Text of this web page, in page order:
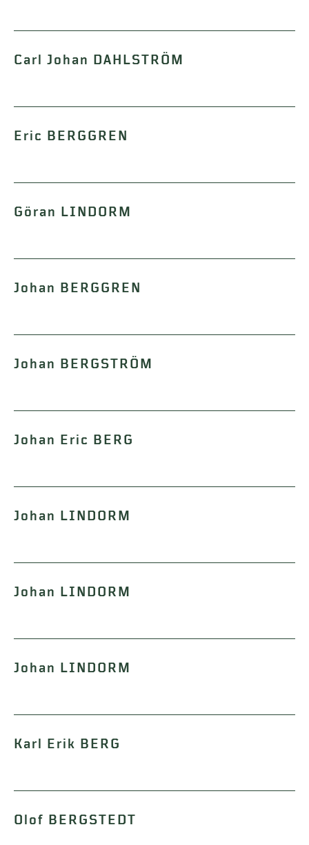
Carl Johan DAHLSTRÖM
Eric BERGGREN
Göran LINDORM
Johan BERGGREN
Johan BERGSTRÖM
Johan Eric BERG
Johan LINDORM
Johan LINDORM
Johan LINDORM
Karl Erik BERG
Olof BERGSTEDT